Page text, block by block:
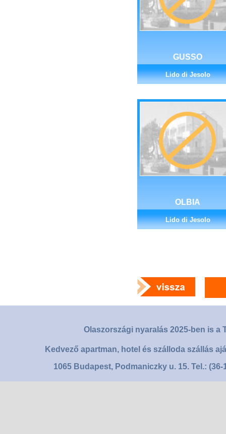
GUSSO
Lido di Jesolo
OLBIA
Lido di Jesolo
Olaszországi nyaralás 2025-ben is a
Kedvező apartman, hotel és szálloda szállás
1065 Budapest, Podmaniczky u. 15. Tel.: